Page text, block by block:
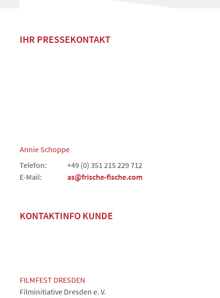
IHR PRESSEKONTAKT
Annie Schoppe
Telefon:
+49 (0) 351 215 229 712
E-Mail:
as@frische-fische.com
KONTAKTINFO KUNDE
FILMFEST DRESDEN
Filminitiative Dresden e. V.